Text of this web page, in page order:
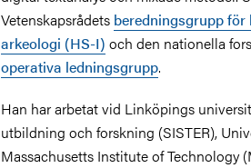
Vetenskapsrådets beredningsgrupp
arkeologi (HS-I) och den nationella
operativa ledningsgrupp.
Han har arbetat vid Linköpings
utbildning och forskning (SISTER),
Massachusetts Institute of Technology